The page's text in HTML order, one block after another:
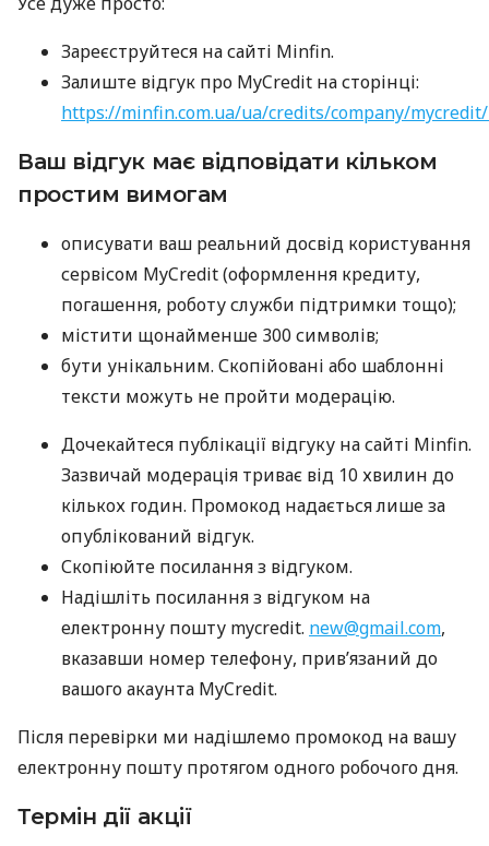
Зареєструйтеся на сайті Minfin.
Залиште відгук про MyCredit на сторінці:
https://minfin.com.ua/ua/credits/company/
Ваш відгук має відповідати кільком
простим вимогам
описувати ваш реальний досвід користування
сервісом MyCredit (оформлення кредиту,
погашення, роботу служби підтримки тощо);
містити щонайменше 300 символів;
бути унікальним. Скопійовані або шаблонні
тексти можуть не пройти модерацію.
Дочекайтеся публікації відгуку на сайті Minfin.
Зазвичай модерація триває від 10 хвилин до
кількох годин. Промокод надається лише за
опублікований відгук.
Скопіюйте посилання з відгуком.
Надішліть посилання з відгуком на
електронну пошту mycredit. new@gmail.com,
вказавши номер телефону, прив’язаний до
вашого акаунта MyCredit.
Після перевірки ми надішлемо промокод на вашу
електронну пошту протягом одного робочого дня.
Термін дії акції